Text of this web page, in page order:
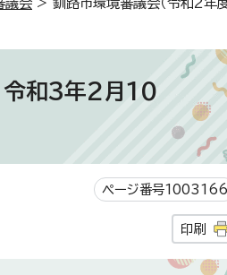
議会 > 釧路市環境審議会（令和2
令和3年2月10
ページ番号1003166
印刷